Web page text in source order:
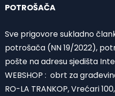
POTROŠAČA
Sve prigovore sukladno
potrošača (NN 19/2022),
pošte na adresu sjedišta
WEBSHOP : obrt za
RO-LA TRANKOP, Vrećari